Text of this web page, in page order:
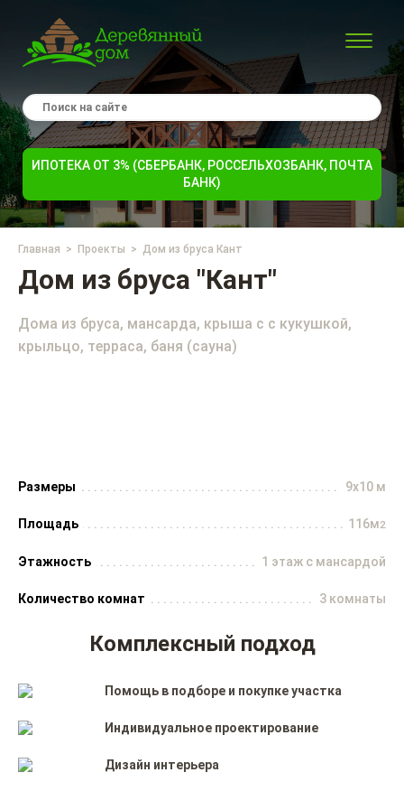
ИПОТЕКА ОТ 3% (СБЕРБАНК, РОССЕЛЬХОЗБАНК, ПОЧТА
БАНК)
Главная Проекты Дом из бруса Кант
Дом из бруса "Кант"
Дома из бруса, мансарда, крыша с с кукушкой,
крыльцо, терраса, баня (сауна)
Размеры 9x10 м
Площадь 116м2
Этажность 1 этаж с мансардой
Количество комнат 3 комнаты
Комплексный подход
Помощь в подборе и покупке участка
Индивидуальное проектирование
Дизайн интерьера